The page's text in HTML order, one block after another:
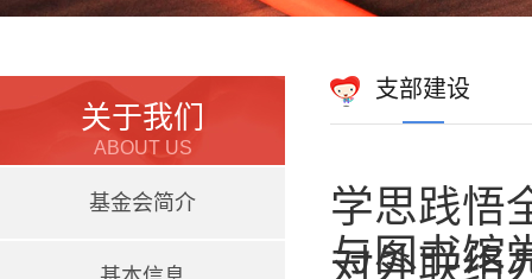
关于我们
ABOUT US
基金会简介
支部建设
学思践悟
与图书馆
对外联络